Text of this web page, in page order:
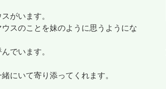
がいます。
スのことを妹のように思うようにな
でいます。
にいて寄り添ってくれます。